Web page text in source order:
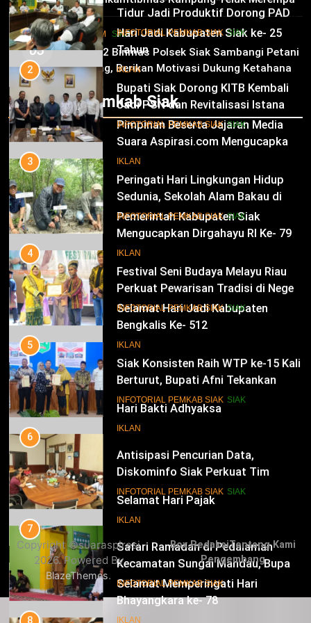
11
Hari Jadi Kabupaten Siak ke- 25
Tahun
IKLAN
12
Pimpinan Beserta Jajaran Media
Suara Aspirasi.com Mengucapkan
Selamat HUT RI Ke-79
IKLAN
13
Pemerintah Kabupaten Siak
Mengucapkan Dirgahayu RI Ke- 79
IKLAN
14
Selamat Hari Jadi Kabupaten
Bengkalis Ke- 512
IKLAN
15
Hari Bakti Adhyaksa
IKLAN
16
Selamat Hari Pajak
IKLAN
17
Selamat Memperingati Hari
Bhayangkara ke- 78
IKLAN
Tinjau Tanaman Jagung Waga
03
HUKRIM SIAK
Panit 2 Binmas Polsek Siak Sambangi Petani
Jagung, Berikan Motivasi Dukung Ketahanan
Pangan Nasional
Infotorial Pemkab Siak
dan Kesejahteraan Warga
INFOTORIAL PEMKAB SIAK SIAK
2
Bupati Siak Dorong KITB Kembali
Jadi PSN dan Revitalisasi Istana
Kesultanan Siak
INFOTORIAL PEMKAB SIAK SIAK
3
Peringati Hari Lingkungan Hidup
Sedunia, Sekolah Alam Bakau di
Siak Cetak Generasi Penjaga
Pesisir
INFOTORIAL PEMKAB SIAK SIAK
4
Festival Seni Budaya Melayu Riau
Perkuat Pewarisan Tradisi di Negeri
Istana
INFOTORIAL PEMKAB SIAK SIAK
5
Siak Konsisten Raih WTP ke-15 Kali
Berturut, Bupati Afni Tekankan
Penguatan Tata Kelola Keuangan
INFOTORIAL PEMKAB SIAK SIAK
6
Diskominfo Siak Perkuat Tim
Tanggap Insiden Siber Mendukung
SPBE
INFOTORIAL PEMKAB SIAK SIAK
7
Kecamatan Sungai Mandau, Bupati
Siak Jemput Aspirasi Warga
INFOTORIAL PEMKAB SIAK
8
Copyright ©suaraspirasi
2026. Powered By
BlazeThemes.
Box RedaksiTentang Kami
Pengembang